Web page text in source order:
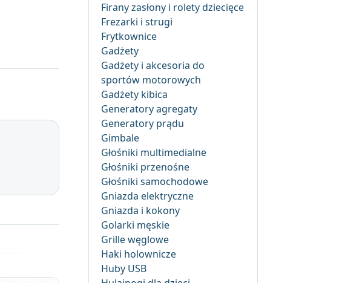
Firany zasłony i rolety dziecięce
Frezarki i strugi
Frytkownice
Gadżety
Gadżety i akcesoria do
sportów motorowych
Gadżety kibica
Generatory agregaty
Generatory prądu
Gimbale
Głośniki multimedialne
Głośniki przenośne
Głośniki samochodowe
Gniazda elektryczne
Gniazda i kokony
Golarki męskie
Grille węglowe
Haki holownicze
Huby USB